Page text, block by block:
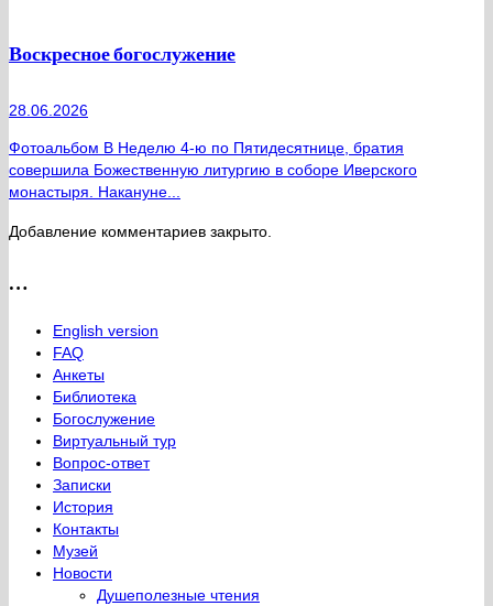
Воскресное богослужение
28.06.2026
Фотоальбом В Неделю 4-ю по Пятидесятнице, братия
совершила Божественную литургию в соборе Иверского
монастыря. Накануне...
Добавление комментариев закрыто.
…
English version
FAQ
Анкеты
Библиотека
Богослужение
Виртуальный тур
Вопрос-ответ
Записки
История
Контакты
Музей
Новости
Душеполезные чтения